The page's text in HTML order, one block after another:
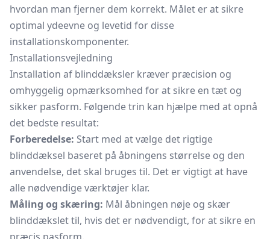
hvordan man fjerner dem korrekt. Målet er at sikre
optimal ydeevne og levetid for disse
installationskomponenter.
Installationsvejledning
Installation af blinddæksler kræver præcision og
omhyggelig opmærksomhed for at sikre en tæt og
sikker pasform. Følgende trin kan hjælpe med at opnå
det bedste resultat:
Forberedelse: Start med at vælge det rigtige
blinddæksel baseret på åbningens størrelse og den
anvendelse, det skal bruges til. Det er vigtigt at have
alle nødvendige værktøjer klar.
Måling og skæring: Mål åbningen nøje og skær
blinddækslet til, hvis det er nødvendigt, for at sikre en